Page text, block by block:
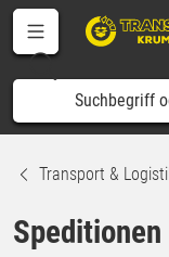
Transport &
Speditionen